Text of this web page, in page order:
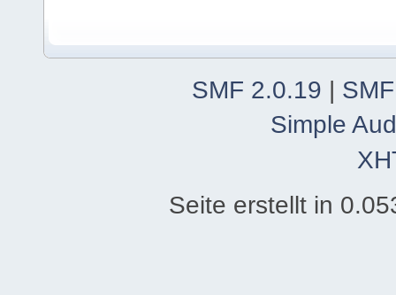
SMF 2.0.19 |
Simple
Seite erstellt in